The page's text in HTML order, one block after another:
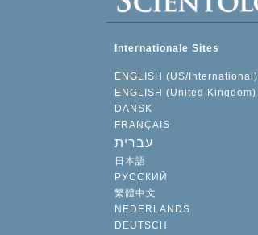
Internationale Sites
ENGLISH (US/International)
ENGLISH (United Kingdom)
DANSK
FRANÇAIS
עברית
日本語
РУССКИЙ
繁體中文
NEDERLANDS
DEUTSCH